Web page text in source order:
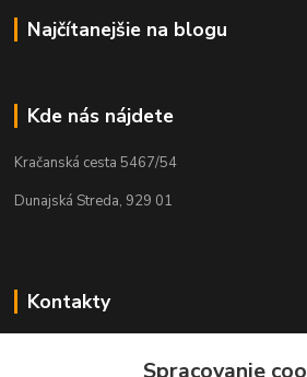
Najčítanejšie na blogu
Kde nás nájdete
Kračanská cesta 5467/54
Dunajská Streda, 929 01
Kontakty
+421 908 775 701
Spracovanie